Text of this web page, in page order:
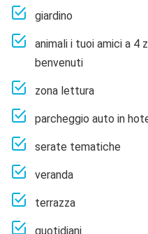
giardino
animali i tuoi amici a 4
benvenuti
zona lettura
parcheggio auto in
serate tematiche
veranda
terrazza
quotidiani